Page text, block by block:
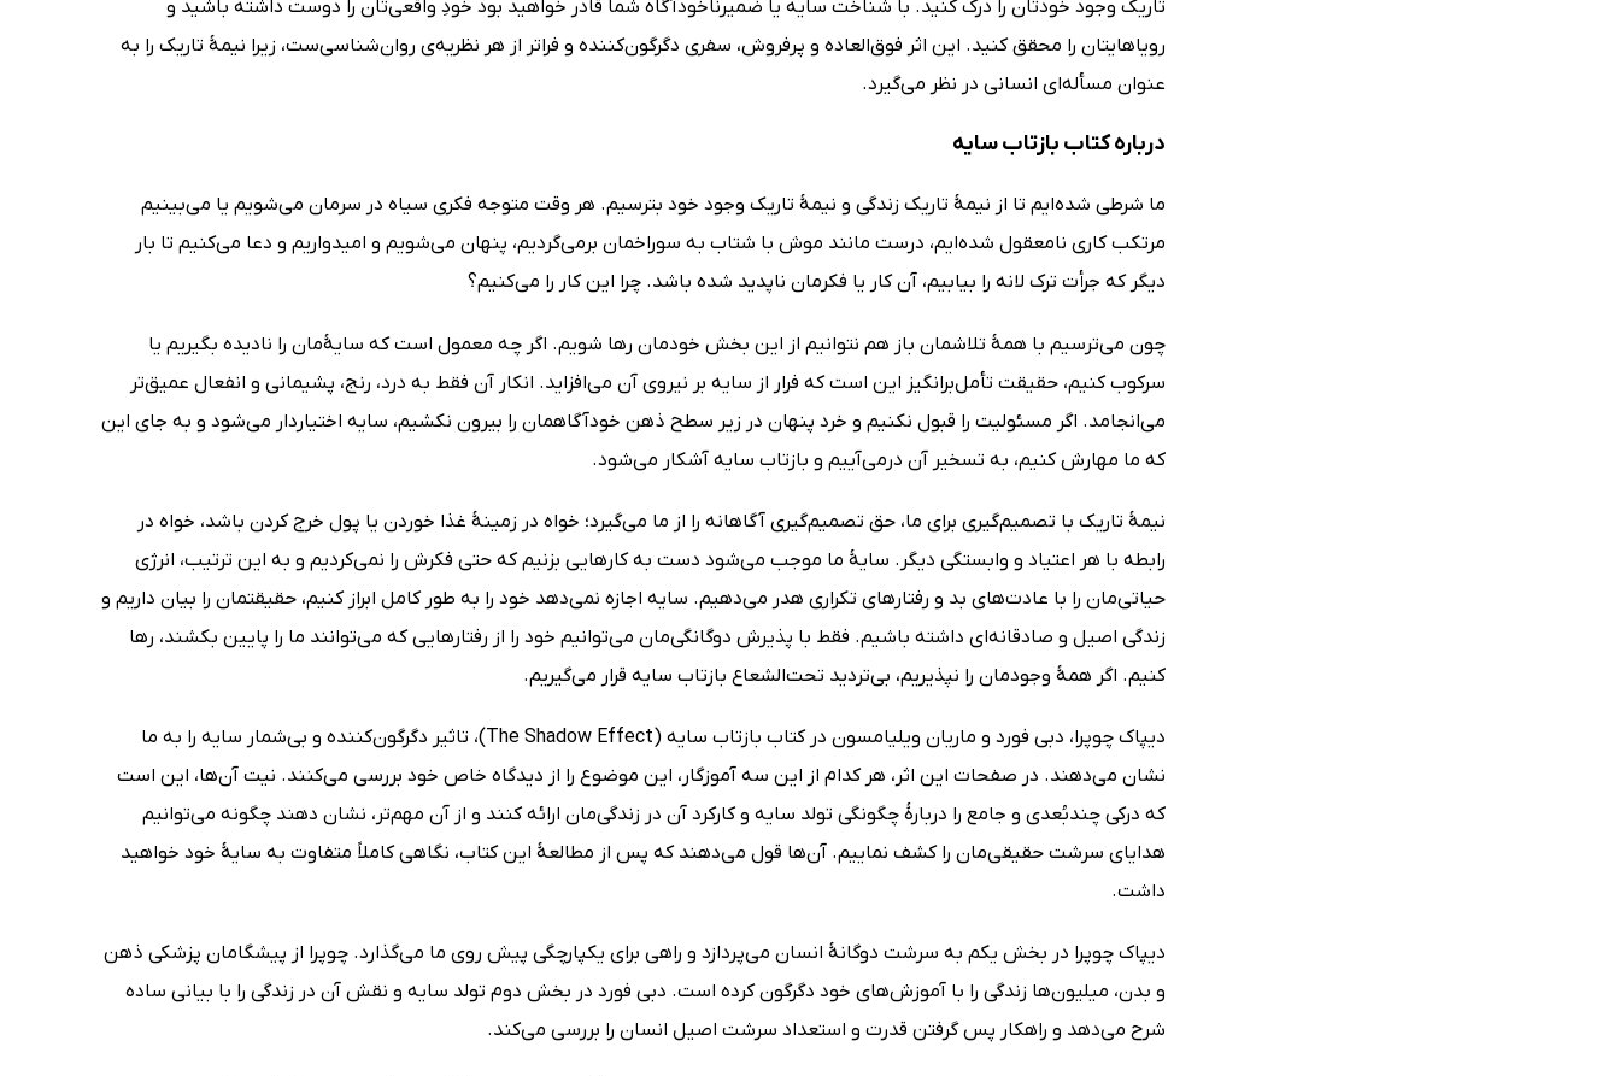
تاریک وجود خودتان را درک کنید. با شناخت سایه یا ضمیرناخودآگاه شما قادر خواهید بود خودِ واقعی‌تان را دوست داشته باشید و
رویاهایتان را محقق کنید. این اثر فوق‌العاده و پرفروش، سفری دگرگون‌کننده و فراتر از هر نظریه‌ی روان‌شناسی‌ست، زیرا نیمۀ تاریک را به
عنوان مسأله‌ای انسانی در نظر می‌گیرد.
درباره کتاب بازتاب سایه
ما شرطی شده‌ایم تا از نیمۀ تاریک زندگی و نیمۀ تاریک وجود خود بترسیم. هر وقت متوجه فکر‌ی سیاه در سرمان می‌شویم یا می‌بینیم
مرتکب کاری نامعقول شده‌ایم، درست مانند موش با شتاب به سوراخمان برمی‌گردیم، پنهان می‌شویم و امیدواریم و دعا می‌کنیم تا بار
دیگر که جرأت ترک لانه را بیابیم، آن کار یا فکرمان ناپدید شده باشد. چرا این کار را می‌کنیم؟
چون می‌ترسیم با همۀ تلاشمان باز هم نتوانیم از این بخش خودمان رها شویم. اگر چه معمول است که سایۀ‌مان را نادیده بگیریم یا
سرکوب کنیم، حقیقت تأمل‌برانگیز این است که فرار از سایه بر نیروی آن می‌افزاید. انکار آن فقط به درد، رنج، پشیمانی و انفعال عمیق‌تر
می‌انجامد. اگر مسئولیت را قبول نکنیم و خرد پنهان در زیر سطح ذهن خودآگاهمان را بیرون نکشیم، سایه اختیاردار می‌شود و به جای این
که ما مهارش کنیم، به تسخیر آن درمی‌آییم و بازتاب سایه آشکار می‌شود.
نیمۀ تاریک با تصمیم‌گیری برای ما، حق تصمیم‌گیری آگاهانه را از ما می‌گیرد؛ خواه در زمینۀ غذا خوردن یا پول خرج کردن باشد، خواه در
رابطه با هر اعتیاد و وابستگی دیگر. سایۀ ما موجب می‌شود دست به کارهایی بزنیم که حتی فکرش را نمی‌کردیم و به این ترتیب، انرژی
حیاتی‌مان را با عادت‌های بد و رفتارهای تکراری هدر می‌دهیم. سایه اجازه نمی‌دهد خود را به طور کامل ابراز کنیم، حقیقتمان را بیان داریم و
زندگی اصیل و صادقانه‌ای داشته باشیم. فقط با پذیرش دوگانگی‌مان می‌توانیم خود را از رفتارهایی که می‌توانند ما را پایین بکشند، رها
کنیم. اگر همۀ وجودمان را نپذیریم، بی‌تردید تحت‌الشعاع بازتاب سایه قرار می‌گیریم.
دیپاک چوپرا، دبی فورد و ماریان ویلیامسون در کتاب بازتاب سایه (The Shadow Effect)، تاثیر دگرگون‌کننده و بی‌شمار سایه را به ما
نشان می‌دهند. در صفحات این اثر، هر کدام از این سه آموزگار، این موضوع را از دیدگاه خاص خود بررسی می‌کنند. نیت آن‌ها، این است
که درکی چندبُعدی و جامع را دربارۀ چگونگی تولد سایه و کارکرد آن در زندگی‌مان ارائه کنند و از آن مهم‌تر، نشان دهند چگونه می‌توانیم
هدایای سرشت حقیقی‌مان را کشف نماییم. آن‌ها قول می‌دهند که پس از مطالعۀ این کتاب، نگاهی کاملاً متفاوت به سایۀ خود خواهید
داشت.
دیپاک چوپرا در بخش یکم به سرشت دوگانۀ انسان می‌پردازد و راهی برای یکپارچگی پیش روی ما می‌گذارد. چوپرا از پیشگامان پزشکی ذهن
و بدن، میلیون‌ها زندگی را با آموزش‌های خود دگرگون کرده است. دبی فورد در بخش دوم تولد سایه و نقش آن در زندگی را با بیانی ساده
شرح می‌دهد و راهکار پس گرفتن قدرت و استعداد سرشت اصیل انسان را بررسی می‌کند.